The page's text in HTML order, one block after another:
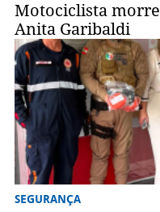
Motociclista
Anita Garibaldi
SEGURANÇA